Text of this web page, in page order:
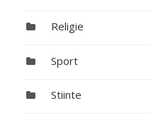
Religie
Sport
Stiinte